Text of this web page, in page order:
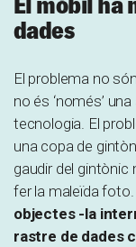
dades
El problema no
no és ‘només’
tecnologia. El
una copa de
gaudir del gintònic
fer la maleïda foto.
objectes -la
rastre de dades